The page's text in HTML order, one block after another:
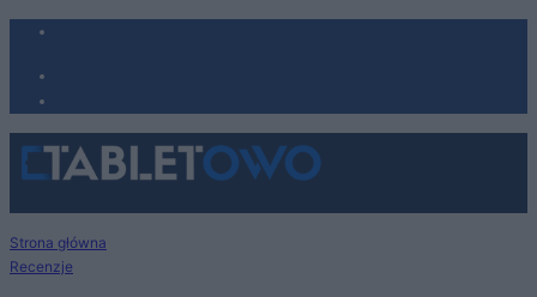
Strona główna
Recenzje